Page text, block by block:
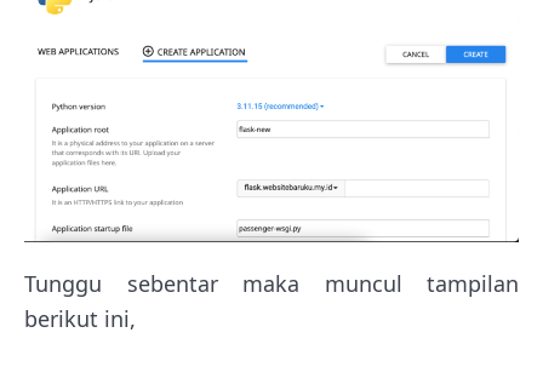
Tunggu sebentar maka muncul tampilan
berikut ini,